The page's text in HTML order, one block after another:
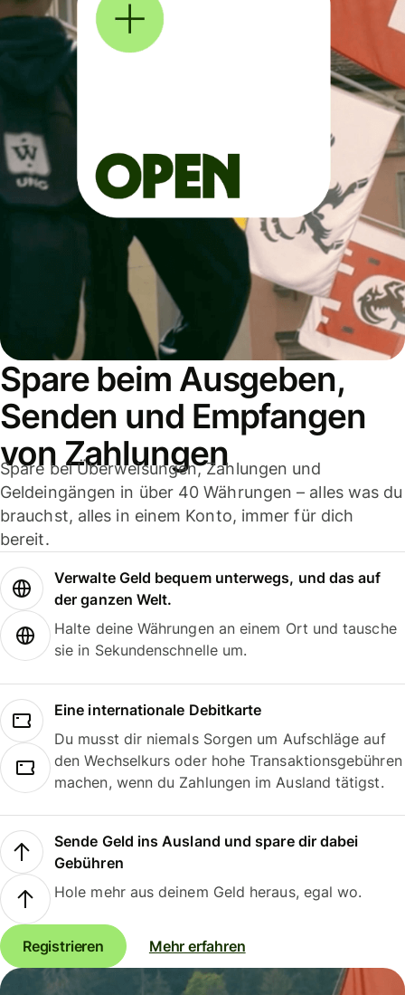
Spare beim Ausgeben,
Senden und Empfangen
von Zahlungen
Spare bei Überweisungen, Zahlungen und
Geldeingängen in über 40 Währungen – alles was du
brauchst, alles in einem Konto, immer für dich
bereit.
Verwalte Geld bequem unterwegs, und das auf
der ganzen Welt.
Halte deine Währungen an einem Ort und tausche
sie in Sekundenschnelle um.
Eine internationale Debitkarte
Du musst dir niemals Sorgen um Aufschläge auf
den Wechselkurs oder hohe Transaktionsgebühren
machen, wenn du Zahlungen im Ausland tätigst.
Sende Geld ins Ausland und spare dir dabei
Gebühren
Hole mehr aus deinem Geld heraus, egal wo.
Registrieren Mehr erfahren